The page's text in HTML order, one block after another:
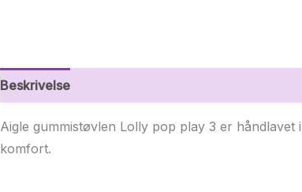
Beskrivelse
Aigle gummistøvlen Lolly pop play 3 er
komfort.